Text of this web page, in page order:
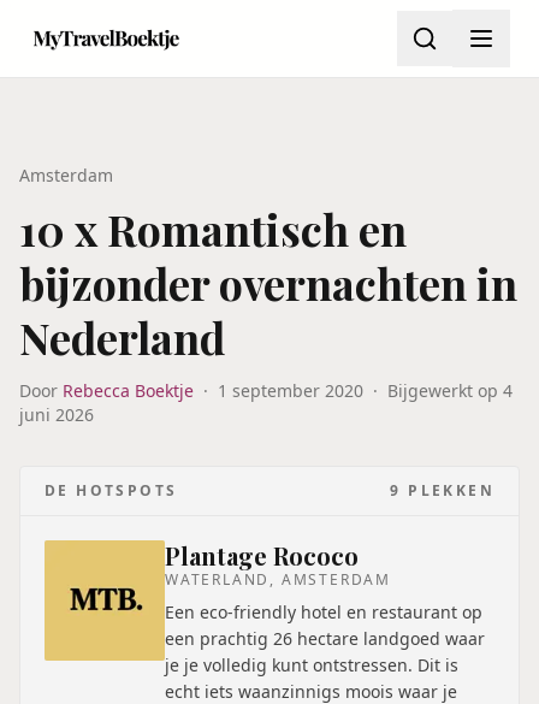
Amsterdam
10 x Romantisch en
bijzonder overnachten in
Nederland
Door Rebecca Boektje · 1 september 2020 · Bijgewerkt op 4
juni 2026
DE HOTSPOTS 9 PLEKKEN
Plantage Rococo
WATERLAND, AMSTERDAM
Een eco-friendly hotel en restaurant op
een prachtig 26 hectare landgoed waar
je je volledig kunt ontstressen. Dit is
echt iets waanzinnigs moois waar je